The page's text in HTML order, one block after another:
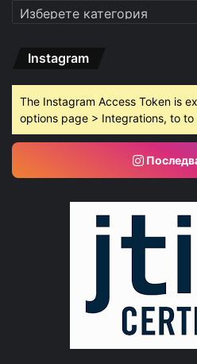
Категории
Instagram
The Instagram Access Token is
options page > Integrations, to to